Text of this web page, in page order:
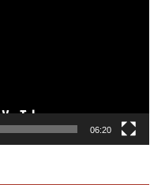
06:20